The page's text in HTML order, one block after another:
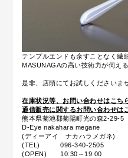
テンプルエンドも余すことなく繊
MASUNAGAの高い技術力が伺え
是非、店頭にてお試しくださいま
在庫状況等、お問い合わせはこち
通信販売に関するお問い合わせは
熊本県菊池郡菊陽町光の森2-29-5
D-Eye nakahara megane
(ディーアイ ナカハラメガネ)
(TEL) 096-340-2505
(OPEN) 10:30～19:00